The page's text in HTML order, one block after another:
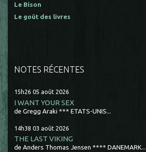
Le Bison
Le goût des livres
NOTES RÉCENTES
15h26 05 août 2026
I WANT YOUR SEX
de Gregg Araki *** ETATS-UNIS...
14h38 03 août 2026
THE LAST VIKING
de Anders Thomas Jensen **** DANEMARK...